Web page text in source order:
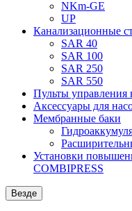
NKm-GE
UP
Канализационные
SAR 40
SAR 100
SAR 250
SAR 550
Пульты управления
Аксессуары для
Мембранные баки
Установки
COMBIPRESS
Везде